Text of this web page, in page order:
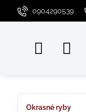
0904290539
Okrasné ryby